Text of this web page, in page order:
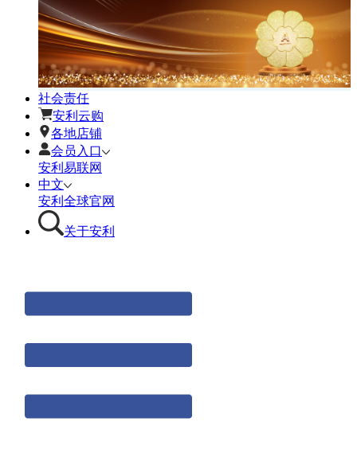
社会责任
安利云购
各地店铺
会员入口
安利易联网
中文
安利全球官网
关于安利